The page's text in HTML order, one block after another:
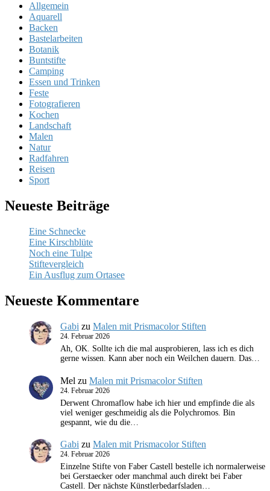
Allgemein
Aquarell
Backen
Bastelarbeiten
Botanik
Buntstifte
Camping
Essen und Trinken
Feste
Fotografieren
Kochen
Landschaft
Malen
Natur
Radfahren
Reisen
Sport
Neueste Beiträge
Eine Schnecke
Eine Kirschblüte
Noch eine Tulpe
Stiftevergleich
Ein Ausflug zum Ortasee
Neueste Kommentare
Gabi zu Malen mit Prismacolor Stiften
24. Februar 2026
Ah, OK. Sollte ich die mal ausprobieren, lass ich es dich
gerne wissen. Kann aber noch ein Weilchen dauern. Das…
Mel zu Malen mit Prismacolor Stiften
24. Februar 2026
Derwent Chromaflow habe ich hier und empfinde die als
viel weniger geschmeidig als die Polychromos. Bin
gespannt, wie du die…
Gabi zu Malen mit Prismacolor Stiften
24. Februar 2026
Einzelne Stifte von Faber Castell bestelle ich normalerweise
bei Gerstaecker oder manchmal auch direkt bei Faber
Castell. Der nächste Künstlerbedarfsladen…